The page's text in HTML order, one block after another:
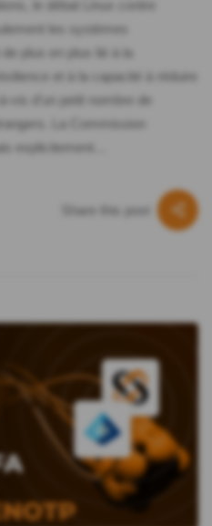
les systèmes
plus en plus lié à la
et à la capacité à réduire
vis d'un petit nombre de
La Commission
explicitement…
Share this post